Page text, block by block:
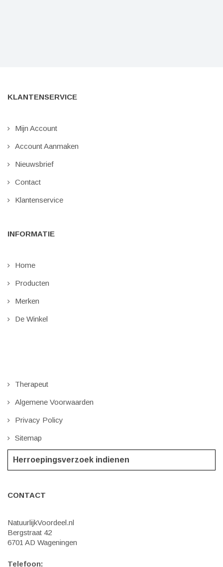
KLANTENSERVICE
Mijn Account
Account Aanmaken
Nieuwsbrief
Contact
Klantenservice
INFORMATIE
Home
Producten
Merken
De Winkel
Therapeut
Algemene Voorwaarden
Privacy Policy
Sitemap
Herroepingsverzoek indienen
CONTACT
NatuurlijkVoordeel.nl
Bergstraat 42
6701 AD Wageningen
Telefoon: